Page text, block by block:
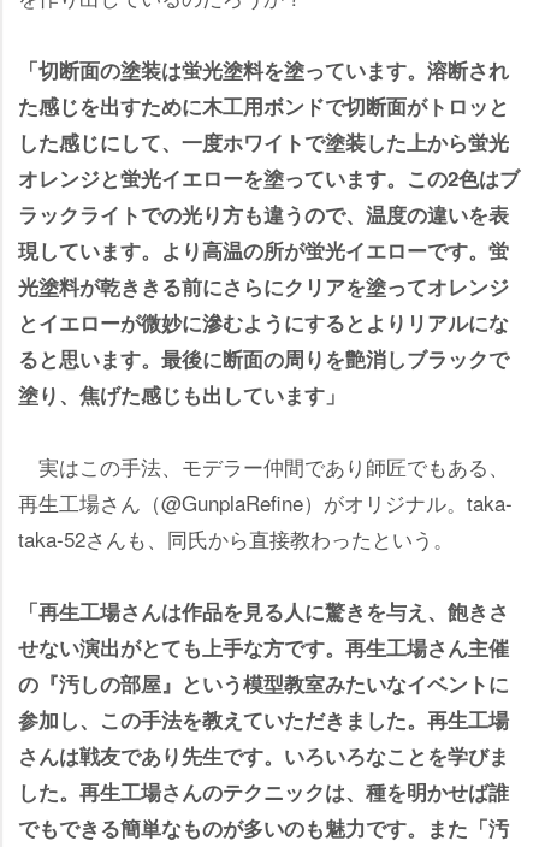
「切断面の塗装は蛍光塗料を塗っています。溶断され
た感じを出すために木工用ボンドで切断面がトロッと
した感じにして、一度ホワイトで塗装した上から蛍光
オレンジと蛍光イエローを塗っています。この2色はブ
ラックライトでの光り方も違うので、温度の違いを表
現しています。より高温の所が蛍光イエローです。蛍
光塗料が乾ききる前にさらにクリアを塗ってオレンジ
とイエローが微妙に滲むようにするとよりリアルにな
ると思います。最後に断面の周りを艶消しブラックで
塗り、焦げた感じも出しています」
実はこの手法、モデラー仲間であり師匠でもある、
再生工場さん（@GunplaRefine）がオリジナル。taka-
taka-52さんも、同氏から直接教わったという。
「再生工場さんは作品を見る人に驚きを与え、飽きさ
せない演出がとても上手な方です。再生工場さん主催
の『汚しの部屋』という模型教室みたいなイベントに
参加し、この手法を教えていただきました。再生工場
さんは戦友であり先生です。いろいろなことを学びま
した。再生工場さんのテクニックは、種を明かせば誰
でもできる簡単なものが多いのも魅力です。また「汚